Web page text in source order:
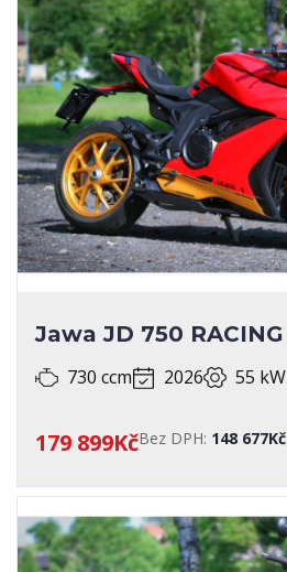
Jawa JD 750 RACING
730 ccm 2026 55 kW
179 899KčBez DPH: 148 677Kč